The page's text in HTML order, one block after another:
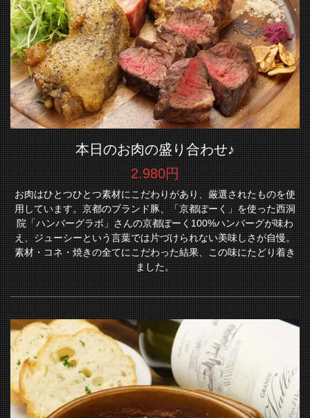
本日のお肉の盛り合わせ♪
2.980円
お肉はひとつひとつ素材にこだわりがあり、厳選されたものを使
用しています。京都のブランド豚、「京都ぽーく」を使った西洞
院「ハンバーグラボ」さんの京都ぽーく100%ハンバーグが味わ
え、ジューシーという言葉では片づけられない美味しさが自慢。
素材・コネ・焼きの全てにこだわった結果、この味にたどり着き
ました。